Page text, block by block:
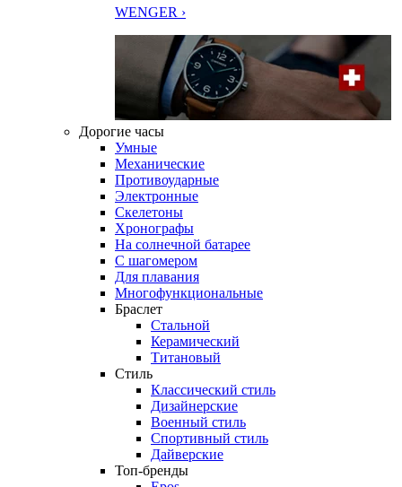
WENGER ›
Дорогие часы
Умные
Механические
Противоударные
Электронные
Скелетоны
Хронографы
На солнечной батарее
С шагомером
Для плавания
Многофункциональные
Браслет
Стальной
Керамический
Титановый
Стиль
Классический стиль
Дизайнерские
Военный стиль
Спортивный стиль
Дайверские
Топ-бренды